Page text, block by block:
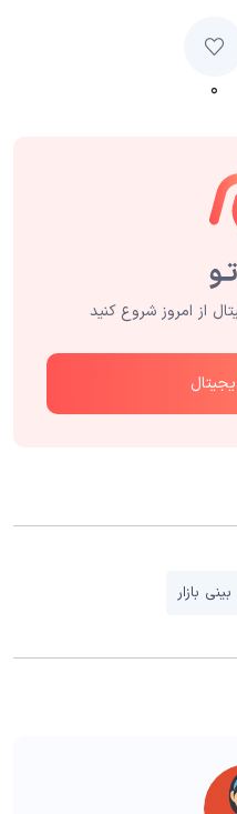
۰
از امروز شروع کنید
بازار